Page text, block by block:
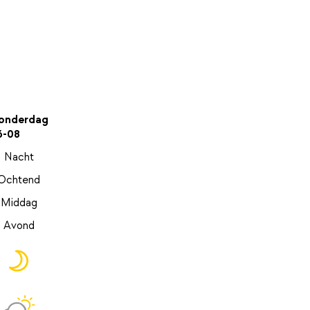
08
Nacht
Middag
Avond